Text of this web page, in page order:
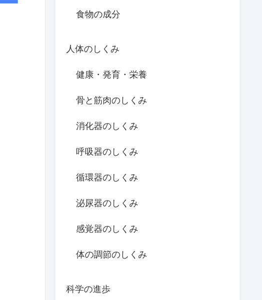
食物の成分
人体のしくみ
健康・発育・栄養
骨と筋肉のしくみ
消化器のしくみ
呼吸器のしくみ
循環器のしくみ
泌尿器のしくみ
感覚器のしくみ
体の調節のしくみ
科学の進歩